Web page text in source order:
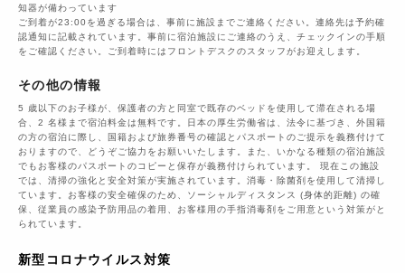
知器が備わっています
ご到着が23:00を過ぎる場合は、事前に施設までご連絡ください。連絡先は予約確
認通知に記載されています。事前に宿泊施設にご連絡のうえ、チェックインの手順
をご確認ください。ご到着時にはフロントデスクのスタッフがお迎えします。
その他の情報
5 歳以下のお子様が、保護者の方と同室で既存のベッドを使用して滞在される場
合、2 名様まで宿泊料金は無料です。日本の厚生労働省は、法令に基づき、外国籍
の方の宿泊に際し、国籍および旅券番号の確認とパスポートのご提示を義務付けて
おりますので、どうぞご協力をお願いいたします。また、いかなる種類の宿泊施設
でもお客様のパスポートのコピーと保存が義務付けられています。 現在この施設
では、清掃の強化と安全対策が実施されています。消毒・除菌剤を使用して清掃し
ています。お客様の安全確保のため、ソーシャルディスタンス (身体的距離) の確
保、従業員の感染予防用品の着用、お客様用の手指消毒剤をご用意という対策がと
られています。
新型コロナウイルス対策